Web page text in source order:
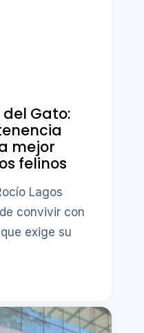
Gato:
mejor
felinos
Lagos
convivir con
exige su